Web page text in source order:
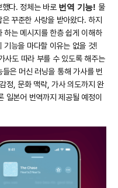
다. 정체는 바로 번역 기능! 물
꾸준한 사랑을 받아왔다. 하지
하는 메시지를 한층 쉽게 이해하
기능을 마다할 이유는 없을 것!
사도 따라 부를 수 있도록 해주는
들은 머신 러닝을 통해 가사를 번
정, 문화 맥락, 가사 의도까지 완
일본어 번역까지 제공될 예정이